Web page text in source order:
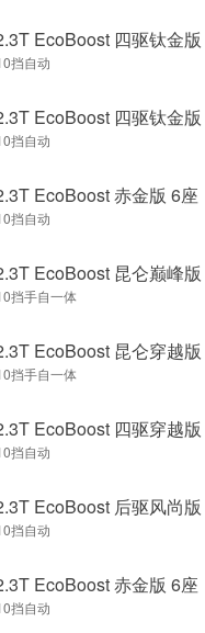
EcoBoost 四驱钛金
挡自动
EcoBoost 四驱钛金
挡自动
EcoBoost 赤金版 6座
挡自动
EcoBoost 昆仑巅峰
挡手自一体
EcoBoost 昆仑穿越
挡手自一体
EcoBoost 四驱穿越
挡自动
EcoBoost 后驱风尚
挡自动
EcoBoost 赤金版 6座
挡自动